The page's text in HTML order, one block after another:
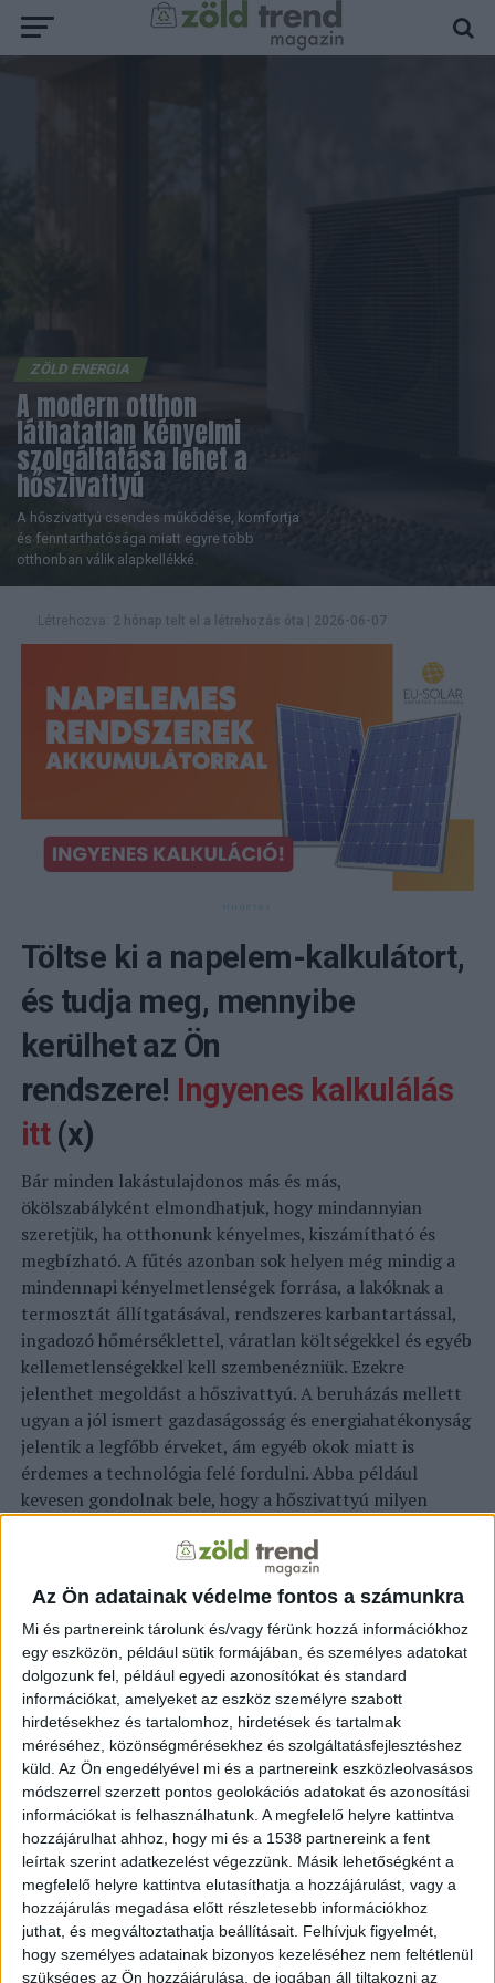
Az Ön adatainak védelme fontos a számunkra
Mi és partnereink tárolunk és/vagy férünk hozzá információkhoz
egy eszközön, például sütik formájában, és személyes adatokat
dolgozunk fel, például egyedi azonosítókat és standard
információkat, amelyeket az eszköz személyre szabott
hirdetésekhez és tartalomhoz, hirdetések és tartalmak
méréséhez, közönségmérésekhez és szolgáltatásfejlesztéshez
küld. Az Ön engedélyével mi és a partnereink eszközleolvasásos
módszerrel szerzett pontos geolokációs adatokat és azonosítási
információkat is felhasználhatunk. A megfelelő helyre kattintva
hozzájárulhat ahhoz, hogy mi és a 1538 partnereink a fent
leírtak szerint adatkezelést végezzünk. Másik lehetőségként a
megfelelő helyre kattintva elutasíthatja a hozzájárulást, vagy a
hozzájárulás megadása előtt részletesebb információkhoz
juthat, és megváltoztathatja beállításait. Felhívjuk figyelmét,
hogy személyes adatainak bizonyos kezeléséhez nem feltétlenül
szükséges az Ön hozzájárulása, de jogában áll tiltakozni az
ZÖLD ENERGIA
A modern otthon
láthatatlan kényelmi
szolgáltatása lehet a
hőszivattyú
A hőszivattyú csendes működése, komfortja
és fenntarthatósága miatt egyre több
otthonban válik alapkellékké.
Létrehozva: 2 hónap telt el a létrehozás óta 2026-06-07
Töltse ki a napelem-kalkulátort,
és tudja meg, mennyibe
kerülhet az Ön
rendszere! Ingyenes kalkulálás
itt (x)
Bár minden lakástulajdonos más és más,
ökölszabályként elmondhatjuk, hogy mindannyian
szeretjük, ha otthonunk kényelmes, kiszámítható és
megbízható. A fűtés azonban sok helyen még mindig a
mindennapi kényelmetlenségek forrása, a lakóknak a
termosztát állítgatásával, rendszeres karbantartással,
ingadozó hőmérséklettel, váratlan költségekkel és egyéb
kellemetlenségekkel kell szembenézniük. Ezekre
jelenthet megoldást a hőszivattyú. A beruházás mellett
ugyan a jól ismert gazdaságosság és energiahatékonyság
jelentik a legfőbb érveket, ám egyéb okok miatt is
érdemes a technológia felé fordulni. Abba például
kevesen gondolnak bele, hogy a hőszivattyú milyen
modern hőszivattyús rendszer olyasfajta kényelmet
biztosít, amelyhez észrevétlenül szokik hozzá az ember:
segítségével a lakás hőmérséklete állandó és
kiegyensúlyozott marad, a rendszer pedig szinte
láthatatlanul végzi a dolgát. Nem kell reggel fagyos
szobára ébredni vagy este túlfűtött nappaliban
szellőztetni.
Ahogyan autónkban automatikus, a környezethez
igazodó klíma működik, úgy érhető el hasonló
otthonunk fűtési rendszerében is. A korszerű
hőszivattyúk nem igényelnek folyamatos odafigyelést,
ehelyett csendesen, szinte láthatatlanul, intelligensen
alkalmazkodnak az időjáráshoz és az otthon igényeihez.
A technológia emellett presztízskérdéssé is válhat: az
energiatudatos, korszerű otthon nem pusztán praktikus